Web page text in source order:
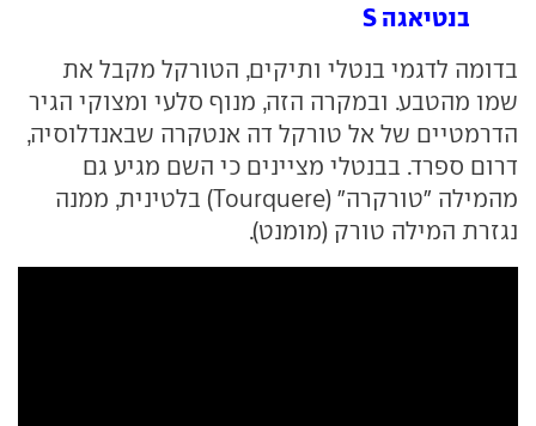
בנטיאגה S
בדומה לדגמי בנטלי ותיקים, הטורקל מקבל את
שמו מהטבע. ובמקרה הזה, מנוף סלעי ומצוקי הגיר
הדרמטיים של אל טורקל דה אנטקרה שבאנדלוסיה,
דרום ספרד. בבנטלי מציינים כי השם מגיע גם
מהמילה "טורקרה" (Tourquere) בלטינית, ממנה
נגזרת המילה טורק (מומנט).